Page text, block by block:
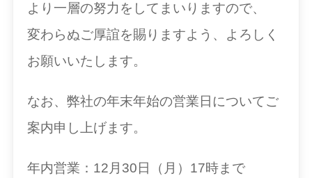
より一層の努力をしてまいりますので、
変わらぬご厚誼を賜りますよう、よろしく
お願いいたします。
なお、弊社の年末年始の営業日についてご
案内申し上げます。
年内営業：12月30日（月）17時まで